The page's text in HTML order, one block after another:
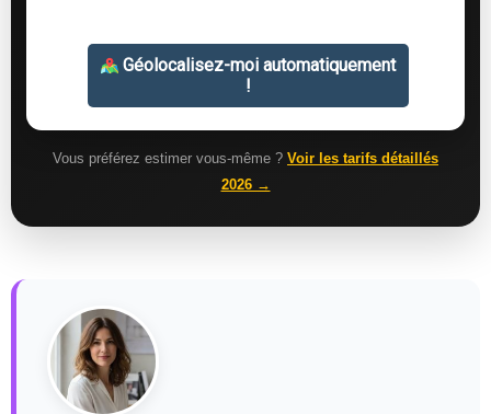
Vous préférez estimer vous-même ? Voir les tarifs détaillés
2026 →